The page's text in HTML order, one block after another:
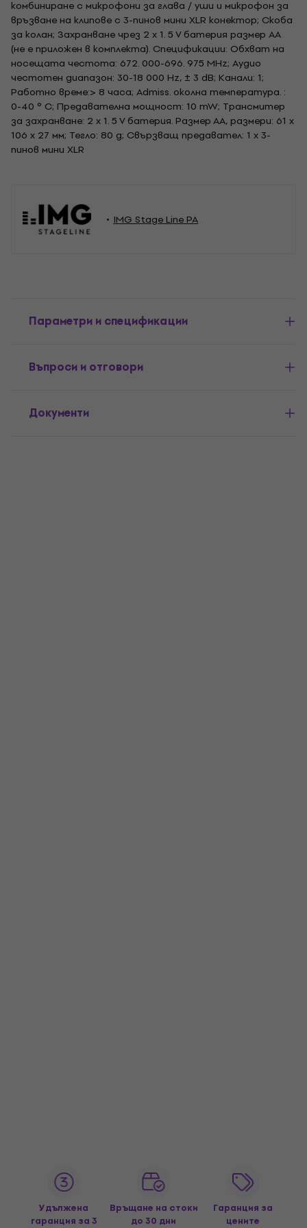
комбиниране с микрофони за глава / уши и микрофон за
връзване на клипове с 3-пинов мини XLR конектор; Скоба
за колан; Захранване чрез 2 x 1. 5 V батерия размер AA
(не е приложен в комплекта). Спецификации: Обхват на
носещата честота: 672. 000-696. 975 MHz; Аудио
честотен диапазон: 30-18 000 Hz, ± 3 dB; Канали: 1;
Работно време:> 8 часа; Admiss. околна температура. :
0-40 ° С; Предавателна мощност: 10 mW; Трансмитер
за захранване: 2 x 1. 5 V батерия. Размер АА, размери: 61 х
106 х 27 мм; Тегло: 80 g; Свързващ предавател: 1 x 3-
пинов мини XLR
IMG Stage Line PA
Параметри и спецификации
Въпроси и отговори
Документи
Удължена
гаранция за 3
Връщане на стоки
до 30 дни
Гаранция за
цените